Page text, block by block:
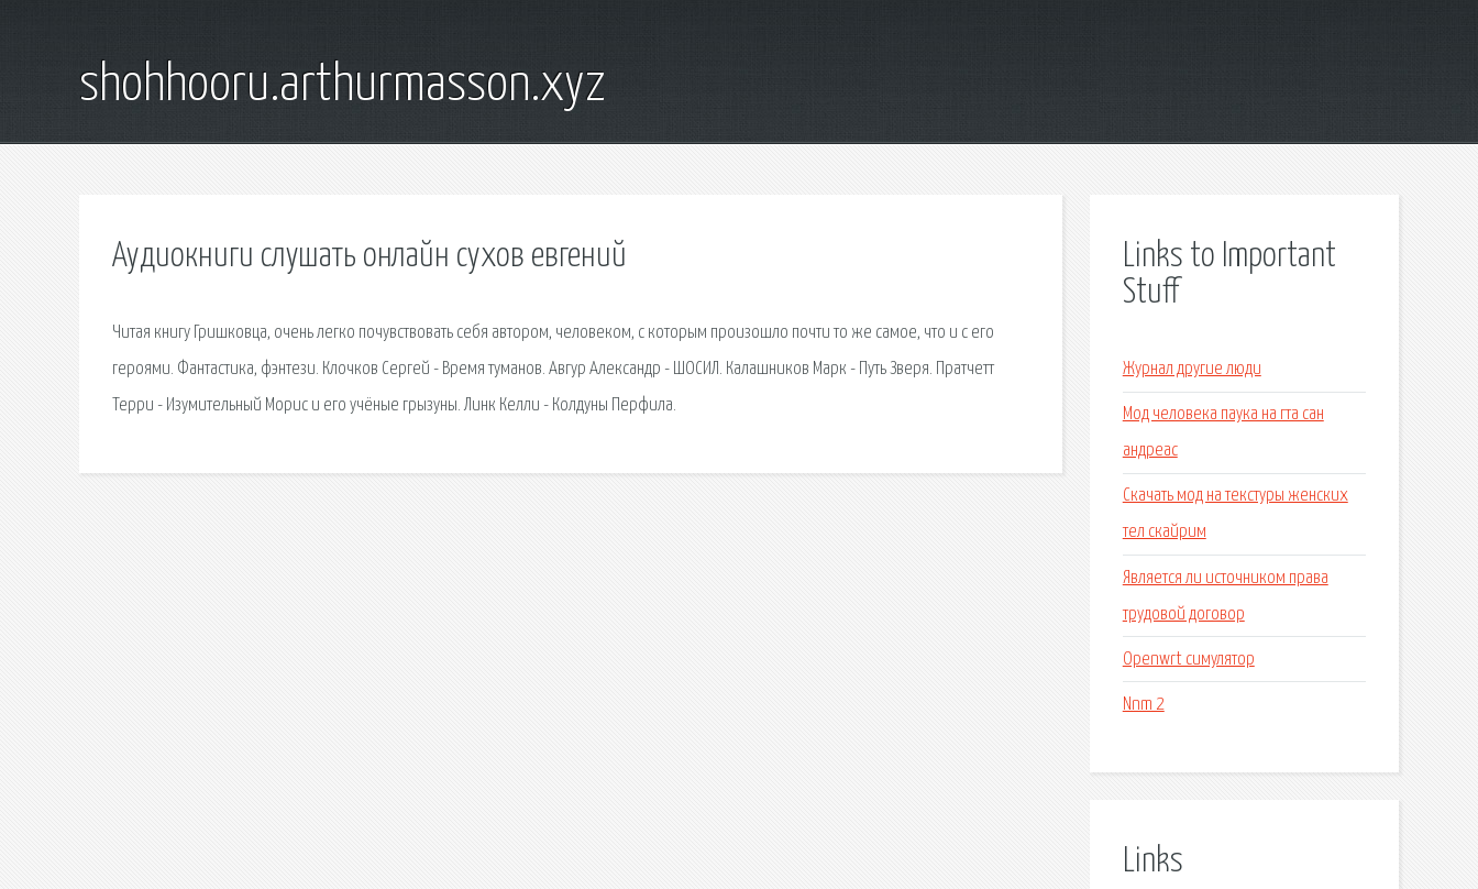
shohhooru.arthurmasson.xyz
Аудиокниги слушать онлайн сухов евгений
Читая книгу Гришковца, очень легко почувствовать себя автором, человеком, с которым произошло почти то же самое, что и с его
героями. Фантастика, фэнтези. Клочков Сергей - Время туманов. Авгур Александр - ШОСИЛ. Калашников Марк - Путь Зверя. Пратчетт
Терри - Изумительный Морис и его учёные грызуны. Линк Келли - Колдуны Перфила.
Links to Important
Stuff
Журнал другие люди
Мод человека паука на гта сан
андреас
Скачать мод на текстуры женских
тел скайрим
Является ли источником права
трудовой договор
Openwrt симулятор
Nnm 2
Links